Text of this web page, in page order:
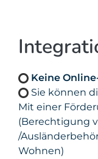
Keine
Sie können
Mit einer
(Berechtigung
/
Wohnen)